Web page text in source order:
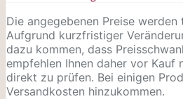
Die angegebenen Preise
Aufgrund kurzfristiger
dazu kommen, dass
empfehlen Ihnen daher vor Kauf
direkt zu prüfen. Bei einigen
Versandkosten hinzukommen.